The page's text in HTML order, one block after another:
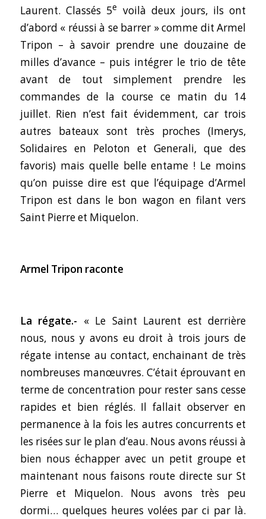
Laurent. Classés 5e voilà deux jours, ils ont
d’abord « réussi à se barrer » comme dit Armel
Tripon – à savoir prendre une douzaine de
milles d’avance – puis intégrer le trio de tête
avant de tout simplement prendre les
commandes de la course ce matin du 14
juillet. Rien n’est fait évidemment, car trois
autres bateaux sont très proches (Imerys,
Solidaires en Peloton et Generali, que des
favoris) mais quelle belle entame ! Le moins
qu’on puisse dire est que l’équipage d’Armel
Tripon est dans le bon wagon en filant vers
Saint Pierre et Miquelon.
Armel Tripon raconte
La régate.- « Le Saint Laurent est derrière
nous, nous y avons eu droit à trois jours de
régate intense au contact, enchainant de très
nombreuses manœuvres. C’était éprouvant en
terme de concentration pour rester sans cesse
rapides et bien réglés. Il fallait observer en
permanence à la fois les autres concurrents et
les risées sur le plan d’eau. Nous avons réussi à
bien nous échapper avec un petit groupe et
maintenant nous faisons route directe sur St
Pierre et Miquelon. Nous avons très peu
dormi… quelques heures volées par ci par là.